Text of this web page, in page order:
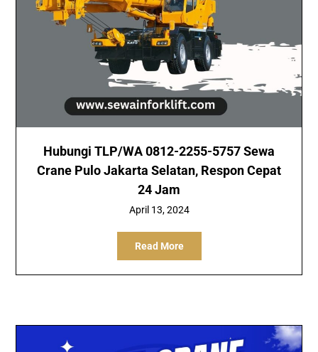
Hubungi TLP/WA 0812-2255-5757 Sewa
Crane Pulo Jakarta Selatan, Respon Cepat
24 Jam
April 13, 2024
Read More